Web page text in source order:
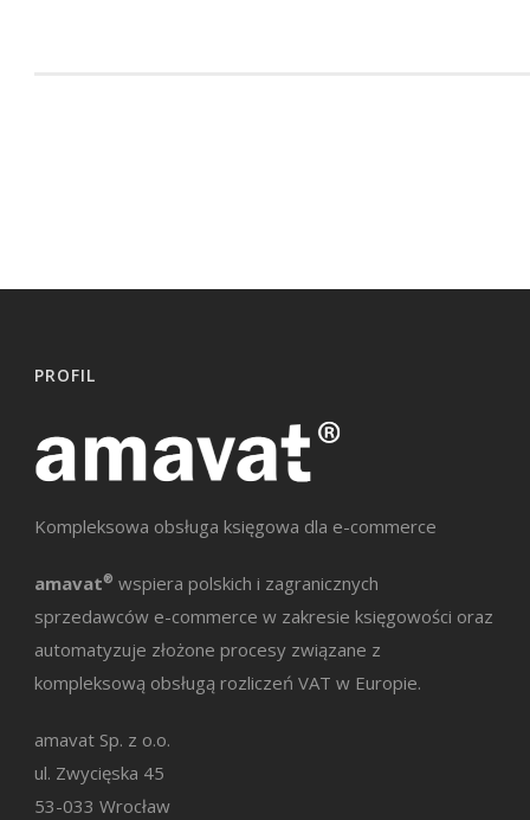
PROFIL
Kompleksowa obsługa księgowa dla e-commerce
amavat® wspiera polskich i zagranicznych
sprzedawców e-commerce w zakresie księgowości oraz
automatyzuje złożone procesy związane z
kompleksową obsługą rozliczeń VAT w Europie.
amavat Sp. z o.o.
ul. Zwycięska 45
53-033 Wrocław